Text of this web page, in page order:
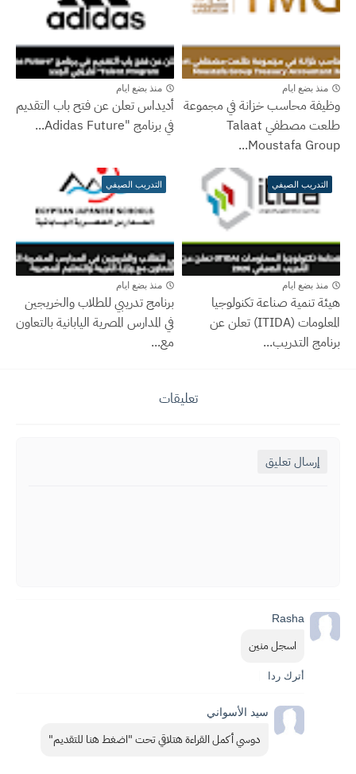
منذ بضع ايام
وظيفة محاسب خزانة في مجموعة
طلعت مصطفي Talaat
Moustafa Group...
منذ بضع ايام
أديداس تعلن عن فتح باب التقديم
في برنامج "Adidas Future...
التدريب الصيفي
منذ بضع ايام
هيئة تنمية صناعة تكنولوجيا
المعلومات (ITIDA) تعلن عن
برنامج التدريب...
التدريب الصيفي
منذ بضع ايام
برنامج تدريبي للطلاب والخريجين
في المدارس المصرية اليابانية بالتعاون
مع...
تعليقات
إرسال تعليق
Rasha
اسجل منين
أترك ردا
سيد الأسواني
دوسي أكمل القراءة هتلاقي تحت "اضغط هنا للتقديم"